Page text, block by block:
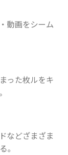
動画をシーム
った枚ルをキ
などざまざま
。